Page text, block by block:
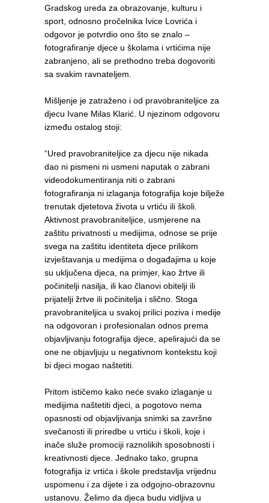
Gradskog ureda za obrazovanje, kulturu i
sport, odnosno pročelnika Ivice Lovrića i
odgovor je potvrdio ono što se znalo –
fotografiranje djece u školama i vrtićima nije
zabranjeno, ali se prethodno treba dogovoriti
sa svakim ravnateljem.
Mišljenje je zatraženo i od pravobraniteljice za
djecu Ivane Milas Klarić. U njezinom odgovoru
između ostalog stoji:
“Ured pravobraniteljice za djecu nije nikada
dao ni pismeni ni usmeni naputak o zabrani
videodokumentiranja niti o zabrani
fotografiranja ni izlaganja fotografija koje bilježe
trenutak djetetova života u vrtiću ili školi.
Aktivnost pravobraniteljice, usmjerene na
zaštitu privatnosti u medijima, odnose se prije
svega na zaštitu identiteta djece prilikom
izvještavanja u medijima o događajima u koje
su uključena djeca, na primjer, kao žrtve ili
počinitelji nasilja, ili kao članovi obitelji ili
prijatelji žrtve ili počinitelja i slično. Stoga
pravobraniteljica u svakoj prilici poziva i medije
na odgovoran i profesionalan odnos prema
objavljivanju fotografija djece, apelirajući da se
one ne objavljuju u negativnom kontekstu koji
bi djeci mogao naštetiti.
Pritom ističemo kako neće svako izlaganje u
medijima naštetiti djeci, a pogotovo nema
opasnosti od objavljivanja snimki sa završne
svečanosti ili priredbe u vrtiću i školi, koje i
inače služe promociji raznolikih sposobnosti i
kreativnosti djece. Jednako tako, grupna
fotografija iz vrtića i škole predstavlja vrijednu
uspomenu i za dijete i za odgojno-obrazovnu
ustanovu. Želimo da djeca budu vidljiva u